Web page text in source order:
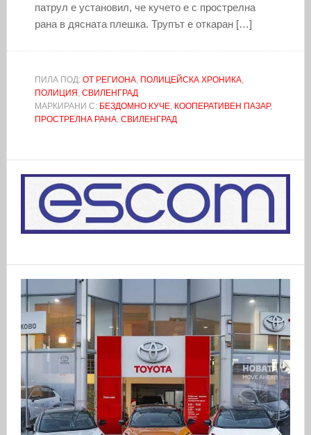
патрул е установил, че кучето е с прострелна
рана в дясната плешка. Трупът е откаран […]
ПИЛА ПОД: ОТ РЕГИОНА, ПОЛИЦЕЙСКА ХРОНИКА,
ПОЛИЦИЯ , СВИЛЕНГРАД
МАРКИРАНИ С: БЕЗДОМНО КУЧЕ, КООПЕРАТИВЕН ПАЗАР,
ПРОСТРЕЛНА РАНА, СВИЛЕНГРАД